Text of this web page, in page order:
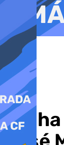
Así